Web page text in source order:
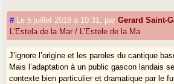
# Le 5 juillet 2018 à 10:31, parGerard Saint-
L’Estela de la Mar / L’Estele de la Ma
J’ignore l’origine et les paroles du cantique
Mais l’adaptation à un public gascon landais
contexte bien particulier et dramatique par le